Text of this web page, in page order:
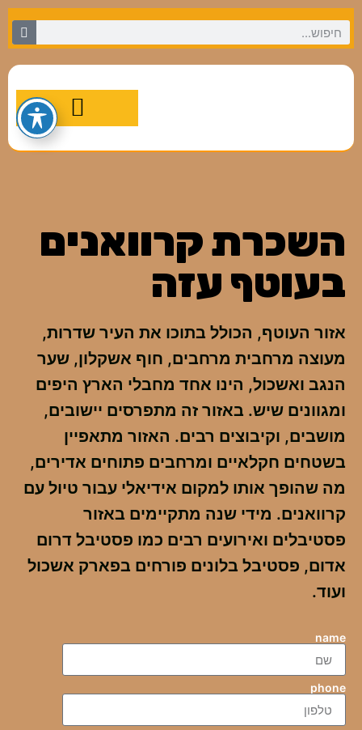
השכרת קרוואנים
בעוטף עזה
אזור העוטף, הכולל בתוכו את העיר שדרות,
מעוצה מרחבית מרחבים, חוף אשקלון, שער
הנגב ואשכול, הינו אחד מחבלי הארץ היפים
ומגוונים שיש. באזור זה מתפרסים יישובים,
מושבים, וקיבוצים רבים. האזור מתאפיין
בשטחים חקלאיים ומרחבים פתוחים אדירים,
מה שהופך אותו למקום אידיאלי עבור טיול עם
קרוואנים. מידי שנה מתקיימים באזור
פסטיבלים ואירועים רבים כמו פסטיבל דרום
אדום, פסטיבל בלונים פורחים בפארק אשכול
ועוד.
name
phone